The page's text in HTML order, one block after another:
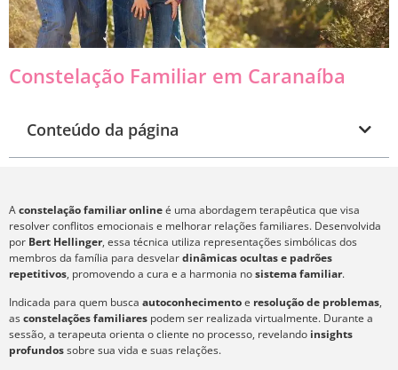
Constelação Familiar em Caranaíba
Conteúdo da página
Aconstelação familiar onlineé uma abordagem terapêutica que visa
resolver conflitos emocionais e melhorar relações familiares. Desenvolvida
por Bert Hellinger, essa técnica utiliza representações simbólicas dos
membros da família para desvelardinâmicas ocultas e padrões
repetitivos, promovendo a cura e a harmonia nosistema familiar.
Indicada para quem busca autoconhecimentoe resolução de problemas,
asconstelações familiares podem ser realizada virtualmente. Durante a
sessão, a terapeuta orienta o cliente no processo, revelando insights
profundossobre sua vida e suas relações.